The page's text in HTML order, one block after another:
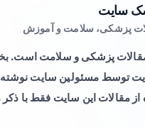
سایت
پزشکی، سلامت و آموزش
پزشکی و سلامت است.
توسط مسئولین سایت نوشته
مقالات این سایت فقط با ذکر